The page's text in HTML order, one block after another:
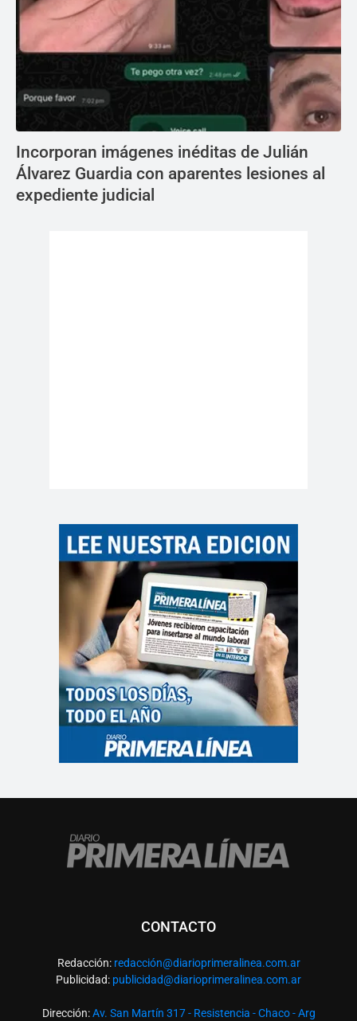
Incorporan imágenes inéditas de Julián
Álvarez Guardia con aparentes lesiones al
expediente judicial
CONTACTO
Redacción: redacción@diarioprimeralinea.com.ar
Publicidad: publicidad@diarioprimeralinea.com.ar
Dirección:Av. San Martín 317 - Resistencia - Chaco - Arg